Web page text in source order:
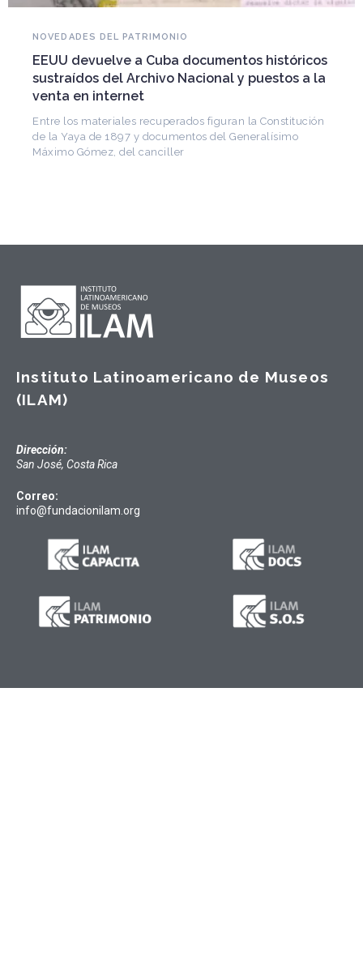
Piden reconocer a la dulcería tradicional de
Puebla, México como Patrimonio Cultural
Intangible
La diputada Elisa Limón Balderrabano indicó que el
propósito es fortalecer la promoción turística, preservar y
difundir el patrimonio gastronómico poblano e
Instituto Latinoamericano de Museos
(ILAM)
Dirección:
San José, Costa Rica
Correo:
info@fundacionilam.org